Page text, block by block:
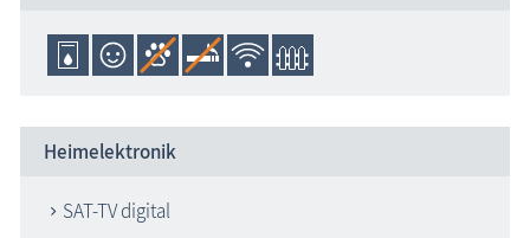
Heimelektronik
SAT-TV digital